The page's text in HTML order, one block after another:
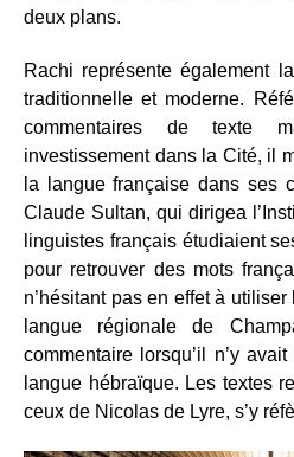
deux plans.
Rachi représente également
traditionnelle et moderne.
commentaires de texte
investissement dans la Cité, il
la langue française dans ses
Claude Sultan, qui dirigea
linguistes français étudiaient
pour retrouver des mots
n’hésitant pas en effet à
langue régionale de
commentaire lorsqu’il n’y
langue hébraïque. Les textes
ceux de Nicolas de Lyre, s’y